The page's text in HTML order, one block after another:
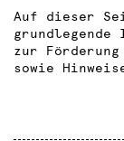
Auf dieser
grundlegende
zur
sowie